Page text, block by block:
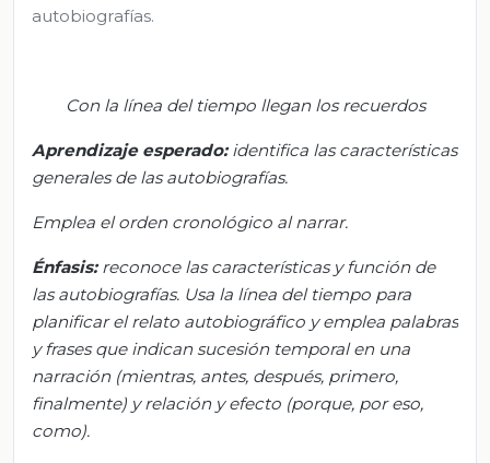
autobiografías.
Con la línea del tiempo llegan los recuerdos
Aprendizaje esperado: identifica las características
generales de las autobiografías.
Emplea el orden cronológico al narrar.
Énfasis: reconoce las características y función de
las autobiografías. Usa la línea del tiempo para
planificar el relato autobiográfico y emplea palabras
y frases que indican sucesión temporal en una
narración (mientras, antes, después, primero,
finalmente) y relación y efecto (porque, por eso,
como).